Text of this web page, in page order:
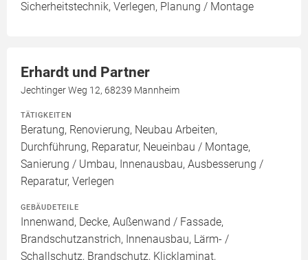
Sicherheitstechnik, Verlegen, Planung / Montage
Erhardt und Partner
Jechtinger Weg 12, 68239 Mannheim
TÄTIGKEITEN
Beratung, Renovierung, Neubau Arbeiten,
Durchführung, Reparatur, Neueinbau / Montage,
Sanierung / Umbau, Innenausbau, Ausbesserung /
Reparatur, Verlegen
GEBÄUDETEILE
Innenwand, Decke, Außenwand / Fassade,
Brandschutzanstrich, Innenausbau, Lärm- /
Schallschutz, Brandschutz, Klicklaminat,